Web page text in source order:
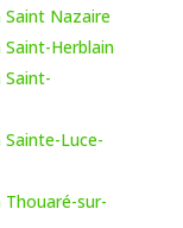
Nazaire
Herblain
Luce-
sur-